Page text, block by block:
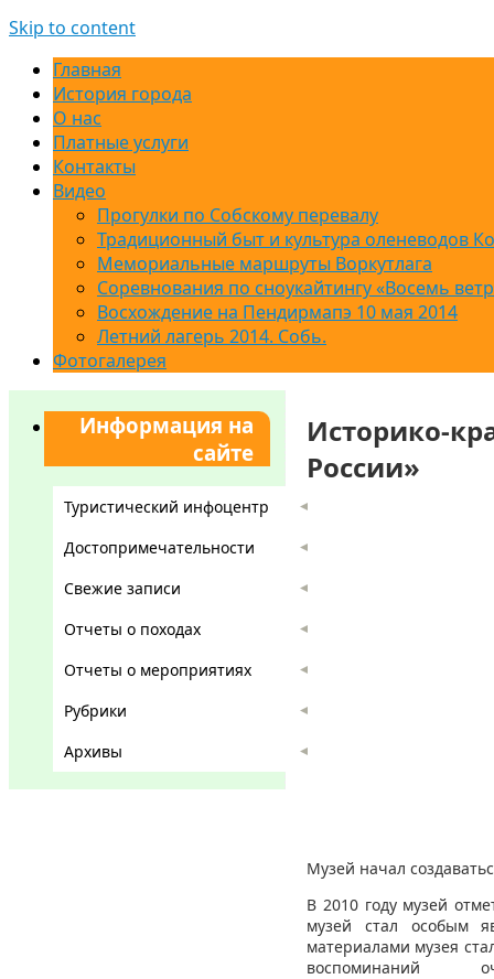
Skip to content
Главная
История города
О нас
Платные услуги
Контакты
Видео
Прогулки по Собскому перевалу
Традиционный быт и культура оленеводов
Мемориальные маршруты Воркутлага
Соревнования по сноукайтингу «Восемь
Восхождение на Пендирмапэ 10 мая 2014
Летний лагерь 2014. Собь.
Фотогалерея
Историко-
России»
Музей начал
В 2010 году музей
музей стал особым
материалами музея
воспоминаний
Информация на
сайте
Туристический инфоцентр
Достопримечательности
Свежие записи
Отчеты о походах
Отчеты о мероприятиях
Рубрики
Архивы